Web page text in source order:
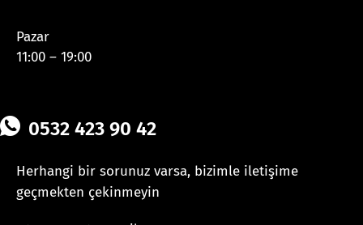
Pazar
11:00 – 19:00
0532 423 90 42
Herhangi bir sorunuz varsa, bizimle iletişime
geçmekten çekinmeyin